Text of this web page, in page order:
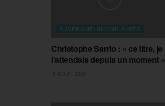
AUVERGNE-RHONE-ALPES
Christophe Sarrio : « ce titre, je
l’attendais depuis un moment »